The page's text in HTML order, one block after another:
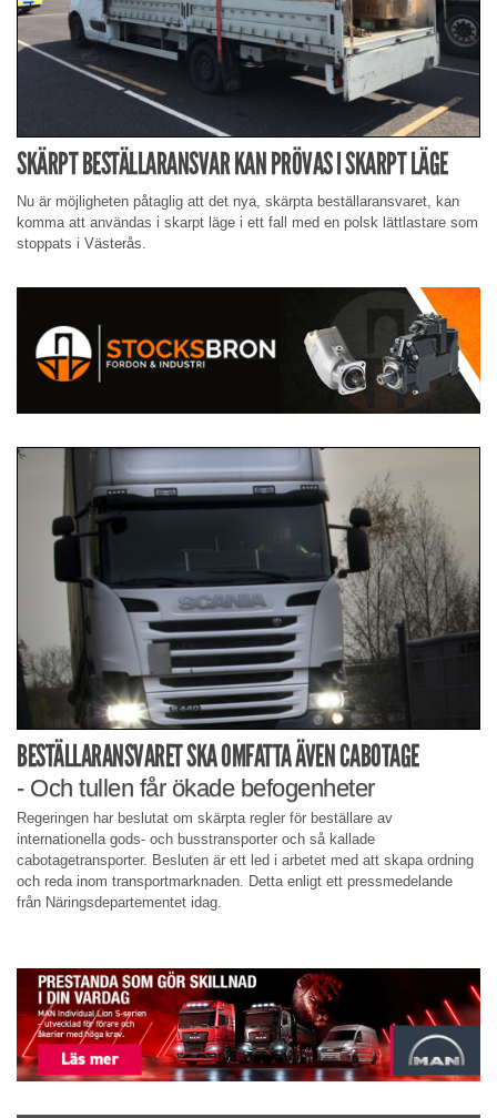
SKÄRPT BESTÄLLARANSVAR KAN PRÖVAS I SKARPT LÄGE
Nu är möjligheten påtaglig att det nya, skärpta beställaransvaret, kan
komma att användas i skarpt läge i ett fall med en polsk lättlastare som
stoppats i Västerås.
BESTÄLLARANSVARET SKA OMFATTA ÄVEN CABOTAGE
- Och tullen får ökade befogenheter
Regeringen har beslutat om skärpta regler för beställare av
internationella gods- och busstransporter och så kallade
cabotagetransporter. Besluten är ett led i arbetet med att skapa ordning
och reda inom transportmarknaden. Detta enligt ett pressmedelande
från Näringsdepartementet idag.